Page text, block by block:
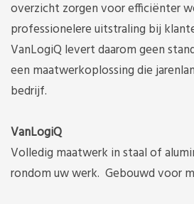
overzicht zorgen voor efficiënter
professionelere uitstraling bij
VanLogiQ levert daarom geen
een maatwerkoplossing die
bedrijf.
VanLogiQ
Volledig maatwerk in staal of
rondom uw werk. Gebouwd voor